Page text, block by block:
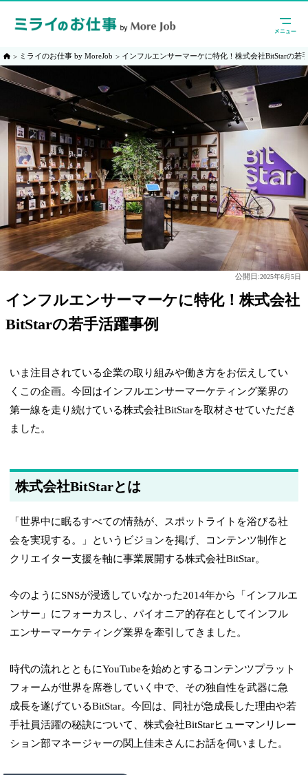
ミライのお仕事 by MoreJob インフルエンサーマーケに特化！株式会社BitStarの若
公開日:2025年6月5日
インフルエンサーマーケに特化！株式会社
BitStarの若手活躍事例
いま注目されている企業の取り組みや働き方をお伝えしてい
くこの企画。今回はインフルエンサーマーケティング業界の
第一線を走り続けている株式会社BitStarを取材させていただき
ました。
株式会社BitStarとは
「世界中に眠るすべての情熱が、スポットライトを浴びる社
会を実現する。」というビジョンを掲げ、コンテンツ制作と
クリエイター支援を軸に事業展開する株式会社BitStar。
今のようにSNSが浸透していなかった2014年から「インフルエ
ンサー」にフォーカスし、パイオニア的存在としてインフル
エンサーマーケティング業界を牽引してきました。
時代の流れとともにYouTubeを始めとするコンテンツプラット
フォームが世界を席巻していく中で、その独自性を武器に急
成長を遂げているBitStar。今回は、同社が急成長した理由や若
手社員活躍の秘訣について、株式会社BitStarヒューマンリレー
ション部マネージャーの関上佳未さんにお話を伺いました。